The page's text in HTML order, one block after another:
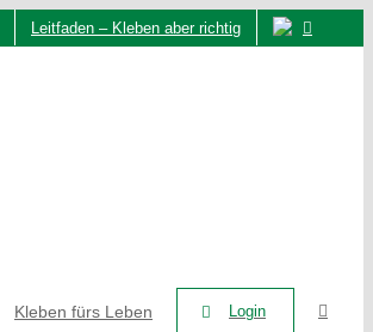
Leitfaden – Kleben aber richtig
Kleben fürs Leben Login